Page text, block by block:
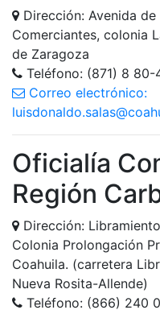
Dirección: Avenida
Comerciantes, colonia
de Zaragoza
Teléfono: (871) 8 80-
Correo electrónico:
Oficialía
Región
Dirección:
Colonia Prolongación
Coahuila. (carretera
Nueva Rosita-Allende)
Teléfono: (866) 240